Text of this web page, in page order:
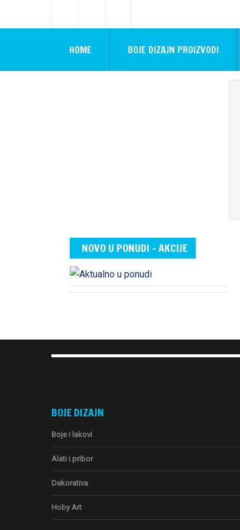
HOME BOJE DIZAJN PROIZVODI
NOVO U PONUDI - AKCIJE
BOJE DIZAJN
Boje i lakovi
Alati i pribor
Dekorativa
Hoby Art